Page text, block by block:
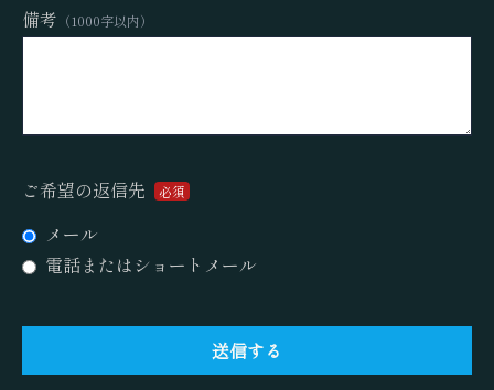
備考 （1000字以内）
ご希望の返信先 必須
メール
電話またはショートメール
送信する